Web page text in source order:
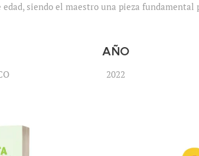
siendo el maestro una pieza
AÑO
2022